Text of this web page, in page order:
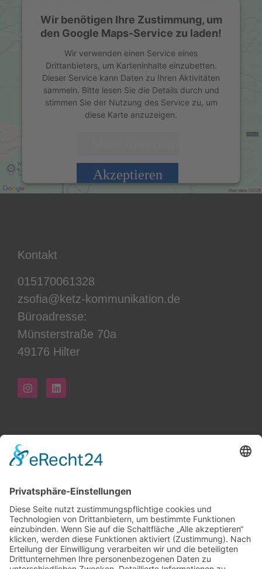
Wir benötigen Ihre Zustimmung, um
den Google Maps-Service zu laden!
Wir verwenden einen Service eines
Drittanbieters, um Karteninhalte einzubetten.
Dieser Service kann Daten zu Ihren Aktivitäten
sammeln. Bitte lesen Sie die Details durch und
stimmen Sie der Nutzung des Service zu, um
diese Karte anzuzeigen.
Akzeptieren
powered byUsercentrics Consent Management
Kontakt
015170061328
zsofia@ketz-kommunikation.de
Büroadresse:
Münsterstraße 70a
49176 Hilter
Seitenlinks
Aktuelles
Über mich
Guides